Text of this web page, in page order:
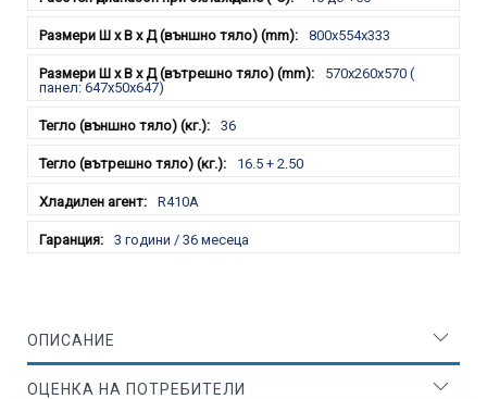
800x554x333
570x260x570 (
панел: 647x50x647)
36
16.5 + 2.50
R410A
3 години / 36 месеца
ОПИСАНИЕ
ОЦЕНКА НА ПОТРЕБИТЕЛИ